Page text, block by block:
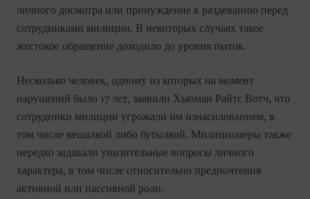
личного досмотра или принуждение к раздеванию перед
сотрудниками милиции. В некоторых случаях такое
жестокое обращение доходило до уровня пыток.
Несколько человек, одному из которых на момент
нарушений было 17 лет, заявили Хьюман Райтс Вотч, что
сотрудники милиции угрожали им изнасилованием, в
том числе вешалкой либо бутылкой. Милиционеры также
нередко задавали унизительные вопросы личного
характера, в том числе относительно предпочтения
активной или пассивной роли.